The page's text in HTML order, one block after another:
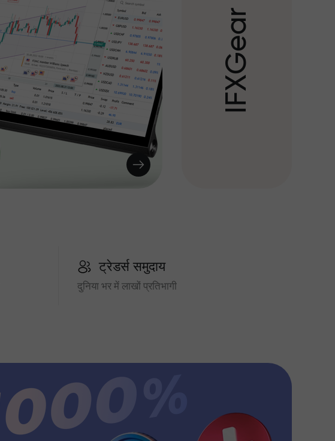
I
F
X
G
e
a
r
ट्रेडर्स समुदाय
दुनिया भर में लाखों प्रतिभागी